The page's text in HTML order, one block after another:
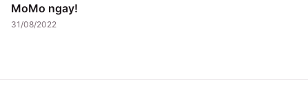
MoMo ngay!
31/08/2022